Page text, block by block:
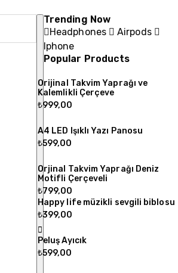
Trending Now
Headphones
Airpods
Iphone
Popular Products
Orijinal Takvim Yaprağı ve
Kalemlikli Çerçeve
₺999,00
A4 LED Işıklı Yazı Panosu
₺599,00
Orjinal Takvim Yaprağı Deniz
Motifli Çerçeveli
₺799,00
Happy life müzikli sevgili biblosu
₺399,00
Peluş Ayıcık
₺599,00